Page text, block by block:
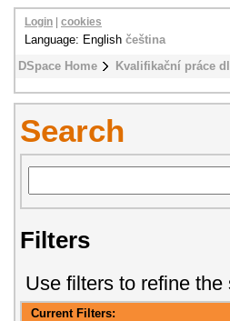
DSpace Home Kvalifikační práce
Login cookies
Language: English čeština
Search
Filters
Use filters to refine the
Current Filters: